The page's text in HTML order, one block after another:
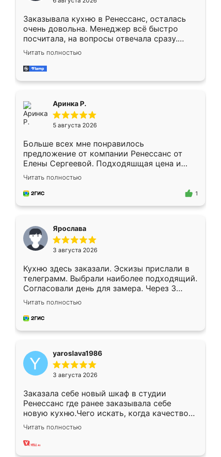
мебели буду заказывать только здесь.
Заказывала кухню в Ренессанс, осталась
очень довольна. Менеджер всё быстро
посчитала, на вопросы отвечала сразу.
Замерщик приехал в субботу, подошёл к
делу со всей ответственностью. Собрали
за день, ребята работали аккуратно, даже
Читать полностью
Аринка Р.
5 августа 2026
Больше всех мне понравилось
предложение от компании Ренессанс от
Елены Сергеевой. Подходяшщая цена и
короткие сроки изготовления. Приехавший
для замера сотрудник Владислав
предложил по моему эскизу самый
Читать полностью
1
Ярослава
3 августа 2026
Кухню здесь заказали. Эскизы прислали в
телеграмм. Выбрали наиболее подходящий.
Согласовали день для замера. Через 3
недели кухня была уже готова. Остались
довольны работой. Спасибо Ренессанс
мебель за качественную работу!
Читать полностью
yaroslava1986
3 августа 2026
Заказала себе новый шкаф в студии
Ренессанс где ранее заказывала себе
новую кухню.Чего искать, когда качеством
вполне довольна. Служит кухня уже почти
два года, нареканий нет.
Читать полностью